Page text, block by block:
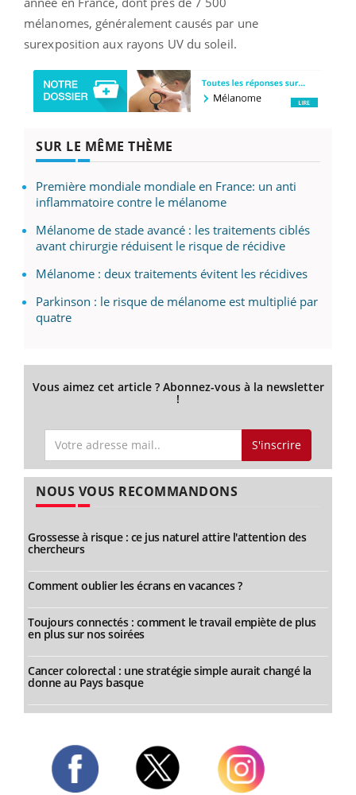
mélanomes, généralement causés par une
surexposition aux rayons UV du soleil.
SUR LE MÊME THÈME
Première mondiale mondiale en France: un anti
inflammatoire contre le mélanome
Mélanome de stade avancé : les traitements ciblés
avant chirurgie réduisent le risque de récidive
Mélanome : deux traitements évitent les récidives
Parkinson : le risque de mélanome est multiplié par
quatre
Vous aimez cet article ? Abonnez-vous à la newsletter
!
S'inscrire
NOUS VOUS RECOMMANDONS
Grossesse à risque : ce jus naturel attire l'attention des
chercheurs
Comment oublier les écrans en vacances ?
Toujours connectés : comment le travail empiète de plus
en plus sur nos soirées
Cancer colorectal : une stratégie simple aurait changé la
donne au Pays basque